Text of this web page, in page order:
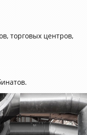
торговых центров,